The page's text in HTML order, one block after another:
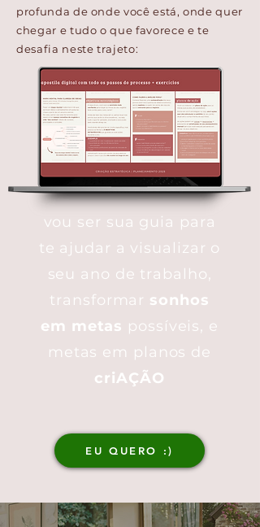
profunda de onde você está, onde quer
chegar e tudo o que favorece e te
desafia neste trajeto:
vou ser sua guia para
te ajudar a visualizar o
seu ano de trabalho,
transformar sonhos
em metas possíveis, e
metas em planos de
criAÇÃO
EU QUERO :)